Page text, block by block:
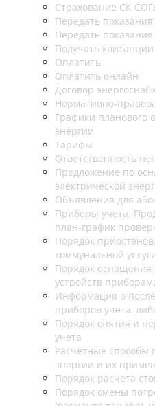
Страхование СК
Передать
Передать
Получать
Оплатить
Оплатить онлайн
Договор
Нормативно-
Графики планового
энергии
Тарифы
Ответственность
Предложение по
электрической
Объявления для
Приборы учета.
план-график
Порядок
коммунальной
Порядок
устройств
Информация о
приборов учета,
Порядок снятия и
учета
Расчетные способы
энергии и их
Порядок расчета
Порядок смены